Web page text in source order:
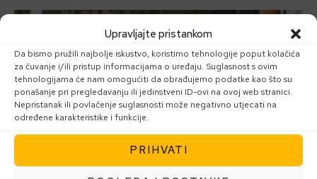
Upravljajte pristankom
Da bismo pružili najbolje iskustvo, koristimo tehnologije poput kolačića
za čuvanje i/ili pristup informacijama o uređaju. Suglasnost s ovim
tehnologijama će nam omogućiti da obrađujemo podatke kao što su
ponašanje pri pregledavanju ili jedinstveni ID-ovi na ovoj web stranici.
Nepristanak ili povlačenje suglasnosti može negativno utjecati na
određene karakteristike i funkcije.
PRIHVATI
Reproduktor